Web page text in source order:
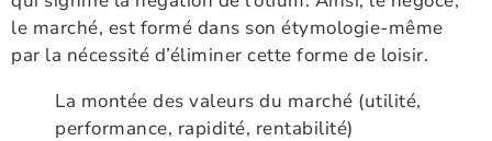
le marché, est formé dans son étymologie-même
par la nécessité d’éliminer cette forme de loisir.
La montée des valeurs du marché (utilité,
performance, rapidité, rentabilité)